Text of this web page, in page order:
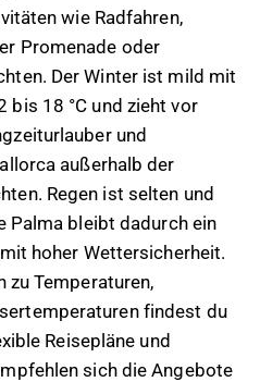
wie Radfahren,
Promenade oder
Der Winter ist mild mit
bis 18 °C und zieht vor
und
außerhalb der
Regen ist selten und
Palma bleibt dadurch ein
hoher Wettersicherheit.
Temperaturen,
findest du
Reisepläne und
sich die Angebote